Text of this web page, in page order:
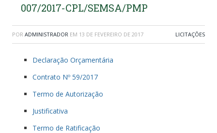
007/2017-CPL/SEMSA/PMP
POR ADMINISTRADOR EM 13 DE FEVEREIRO DE 2017 LICITAÇÕES
Declaração Orçamentária
Contrato Nº 59/2017
Termo de Autorização
Justificativa
Termo de Ratificação